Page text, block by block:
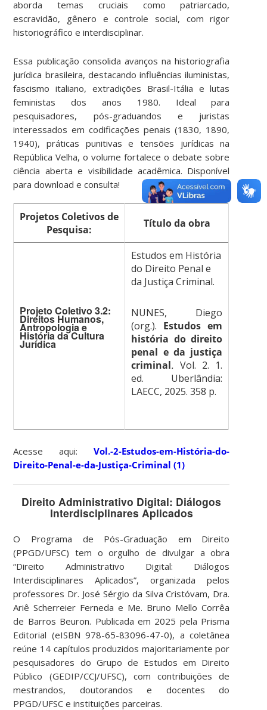
aborda temas cruciais como patriarcado,
escravidão, gênero e controle social, com rigor
historiográfico e interdisciplinar.
Essa publicação consolida avanços na historiografia
jurídica brasileira, destacando influências iluministas,
fascismo italiano, extradições Brasil-Itália e lutas
feministas dos anos 1980. Ideal para
pesquisadores, pós-graduandos e juristas
interessados em codificações penais (1830, 1890,
1940), práticas punitivas e tensões jurídicas na
República Velha, o volume fortalece o debate sobre
ciência aberta e visibilidade acadêmica. Disponível
para download e consulta!
Projetos Coletivos de
Pesquisa:
Título da obra
Projeto Coletivo 3.2:
Direitos Humanos,
Antropologia e
História da Cultura
Jurídica
Estudos em História
do Direito Penal e
da Justiça Criminal.
NUNES, Diego
(org.). Estudos em
história do direito
penal e da justiça
criminal. Vol. 2. 1.
ed. Uberlândia:
LAECC, 2025. 358 p.
Acesse aqui:Vol.-2-Estudos-em-História-do-
Direito-Penal-e-da-Justiça-Criminal (1)
Direito Administrativo Digital: Diálogos
Interdisciplinares Aplicados
O Programa de Pós-Graduação em Direito
(PPGD/UFSC) tem o orgulho de divulgar a obra
“Direito Administrativo Digital: Diálogos
Interdisciplinares Aplicados”, organizada pelos
professores Dr. José Sérgio da Silva Cristóvam, Dra.
Ariê Scherreier Ferneda e Me. Bruno Mello Corrêa
de Barros Beuron. Publicada em 2025 pela Prisma
Editorial (eISBN 978-65-83096-47-0), a coletânea
reúne 14 capítulos produzidos majoritariamente por
pesquisadores do Grupo de Estudos em Direito
Público (GEDIP/CCJ/UFSC), com contribuições de
mestrandos, doutorandos e docentes do
PPGD/UFSC e instituições parceiras.